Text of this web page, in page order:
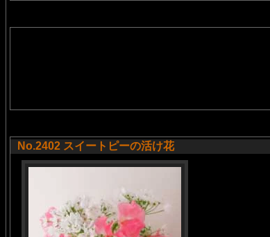
No.2402 スイートピーの活け花